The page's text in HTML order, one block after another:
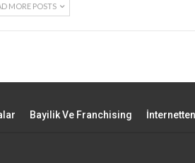
MORE POSTS
Bayilik Ve Franchising